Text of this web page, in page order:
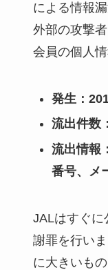
による情報
外部の攻撃
会員の個人
発生：
流出件数
流出情報
番号、メ
JALはすぐに
謝罪を行い
に大きいもの